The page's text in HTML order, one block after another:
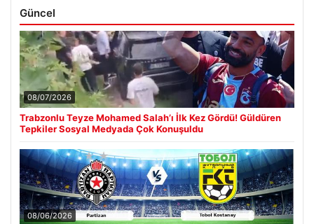
Güncel
08/07/2026
Trabzonlu Teyze Mohamed Salah’ı İlk Kez Gördü! Güldüren
Tepkiler Sosyal Medyada Çok Konuşuldu
08/06/2026